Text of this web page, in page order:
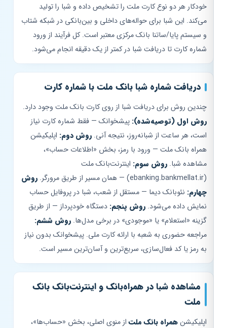
خودکار هر دو نوع کارت ملت را تشخیص داده و شبا را تولید
می‌کند. این شبا برای حواله‌های داخلی و بین‌بانکی در شبکه شتاب
و سیستم پایا/ساتنا بانک مرکزی معتبر است. کل فرآیند از ورود
شماره کارت تا دریافت شبا در کمتر از یک دقیقه انجام می‌شود.
دریافت شماره شبا بانک ملت با شماره کارت
چندین روش برای دریافت شبا از روی کارت بانک ملت وجود دارد.
روش اول (توصیه‌شده):پیشخوانک — فقط شماره کارت نیاز
است، هر ساعت از شبانه‌روز، نتیجه آنی.روش دوم:اپلیکیشن
همراه بانک ملت — ورود با رمز، بخش «اطلاعات حساب»،
مشاهده شبا. روش سوم:اینترنت‌بانک ملت
روش
چهارم:نئوبانک دیما — مستقل از شعب، شبا در پروفایل حساب
نمایش داده می‌شود.روش پنجم:دستگاه خودپرداز — از طریق
گزینه «استعلام» یا «موجودی» در برخی مدل‌ها.روش ششم:
مراجعه حضوری به شعبه با ارائه کارت ملی. پیشخوانک بدون نیاز
به رمز یا کد فعال‌سازی، سریع‌ترین و آسان‌ترین مسیر است.
مشاهده شبا در همراه‌بانک و اینترنت‌بانک بانک
ملت
اپلیکیشنهمراه بانک ملتاز منوی اصلی، بخش «حساب‌ها»،